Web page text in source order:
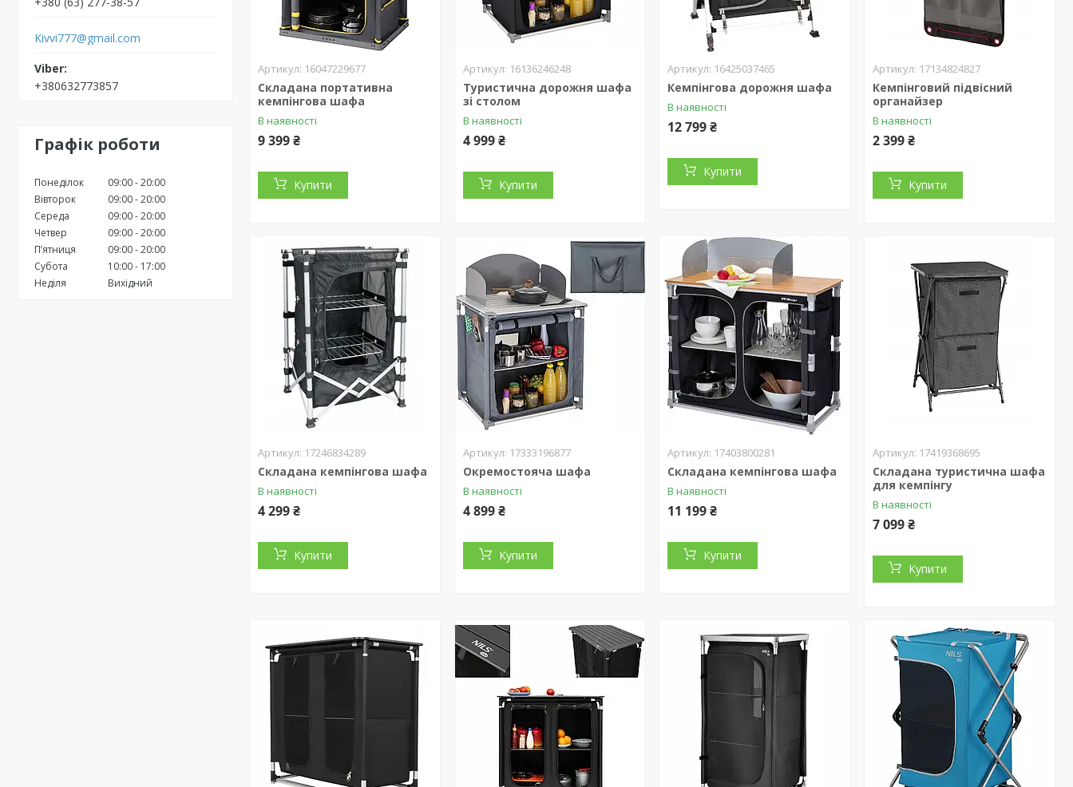
Kivvi777@gmail.com
+380632773857
Графік роботи
Понеділок 09:00 20:00
Вівторок
09:00 20:00
Середа
09:00 20:00
Четвер
09:00 20:00
Пʼятниця
09:00 20:00
Субота
10:00
17:00
Неділя
Вихідний
16047229677
Складана портативна
кемпінгова шафа
В наявності
9 399 ₴
Купити
16136246248
Туристична дорожня шафа
зі столом
В наявності
4 999 ₴
Купити
16425037465
Кемпінгова дорожня шафа
В наявності
12 799 ₴
Купити
17134824827
Кемпінговий підвісний
органайзер
В наявності
2 399 ₴
Купити
17246834289
Складана кемпінгова шафа
В наявності
4 299 ₴
Купити
17333196877
Окремостояча шафа
В наявності
4 899 ₴
Купити
17403800281
Складана кемпінгова шафа
В наявності
11 199 ₴
Купити
17419368695
Складана туристична шафа
для кемпінгу
В наявності
7 099 ₴
Купити